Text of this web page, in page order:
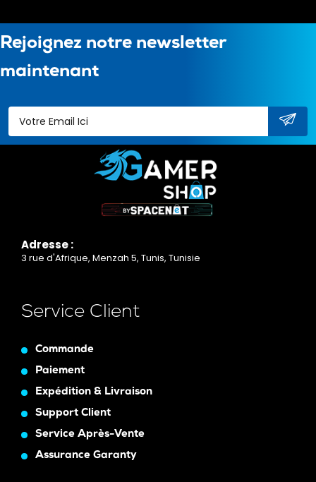
Rejoignez notre newsletter
maintenant
Adresse :
3 rue d'Afrique, Menzah 5, Tunis, Tunisie
Service Client
Commande
Paiement
Expédition & Livraison
Support Client
Service Après-Vente
Assurance Garanty